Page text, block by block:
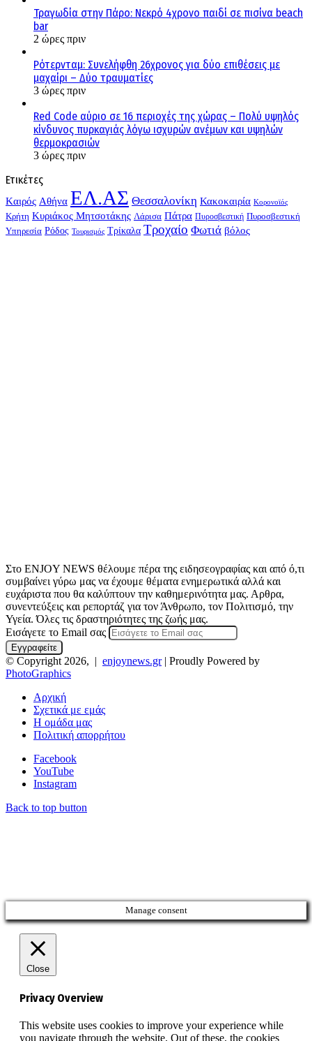
Τραγωδία στην Πάρο: Νεκρό 4χρονο παιδί σε πισίνα beach
bar
2 ώρες πριν
Ρότερνταμ: Συνελήφθη 26χρονος για δύο επιθέσεις με
μαχαίρι – Δύο τραυματίες
3 ώρες πριν
Red Code αύριο σε 16 περιοχές της χώρας – Πολύ υψηλός
κίνδυνος πυρκαγιάς λόγω ισχυρών ανέμων και υψηλών
θερμοκρασιών
3 ώρες πριν
Ετικέτες
Kαιρός Αθήνα ΕΛ.ΑΣ Θεσσαλονίκη Κακοκαιρία Κορονοϊός
Κρήτη Κυριάκος Μητσοτάκης Λάρισα Πάτρα Πυροσβεστική Πυροσβεστική
Υπηρεσία Ρόδος Τουρισμός Τρίκαλα Τροχαίο Φωτιά βόλος
Στο ENJOY NEWS θέλουμε πέρα της ειδησεογραφίας και από ό,τι
συμβαίνει γύρω μας να έχουμε θέματα ενημερωτικά αλλά και
ευχάριστα που θα καλύπτουν την καθημερινότητα μας. Αρθρα,
συνεντεύξεις και ρεπορτάζ για τον Άνθρωπο, τον Πολιτισμό, την
Υγεία. Όλες τις δραστηριότητες της ζωής μας.
Εισάγετε το Email σας
© Copyright 2026, | enjoynews.gr| Proudly Powered by
PhotoGraphics
Αρχική
Σχετικά με εμάς
Η ομάδα μας
Πολιτική απορρήτου
Facebook
YouTube
Instagram
Back to top button
Manage consent
Close
Privacy Overview
This website uses cookies to improve your experience while
you navigate through the website. Out of these, the cookies